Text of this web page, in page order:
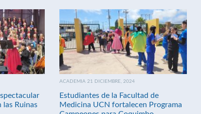
las Ruinas
ACADEMIA 21 DICIEMBRE, 2024
Estudiantes de la Facultad de
Medicina UCN fortalecen Programa